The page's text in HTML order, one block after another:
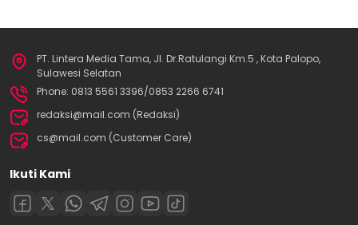
PT. Lintera Media Tama, Jl. Dr.Ratulangi Km.5 , Kota Palopo,
Sulawesi Selatan
Phone: 0813 5561 3396/0853 2266 6741
redaksi@mail.com (Redaksi)
cs@mail.com (Customer Care)
Ikuti Kami